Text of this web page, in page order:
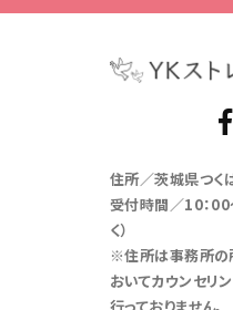
住所／茨城県つく
受付時間／10：00
く）
※住所は事務所の
おいてカウンセリ
行ってお